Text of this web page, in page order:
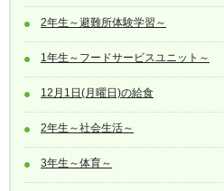
2年生～避難所体験学習～
1年生～フードサービスユニット～
12月1日(月曜日)の給食
2年生～社会生活～
3年生～体育～